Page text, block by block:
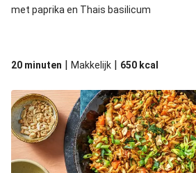
met paprika en Thais basilicum
20 minuten | Makkelijk | 650 kcal